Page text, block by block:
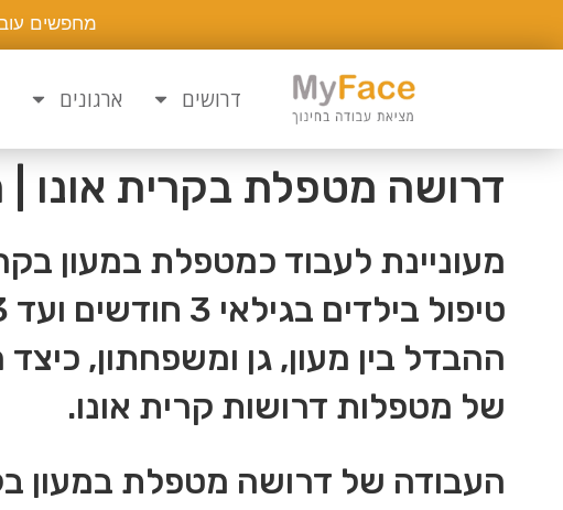
מחפשים
דרושים ארגונים
דרושה מטפלת בקרית אונו |
מעוניינת לעבוד כמטפלת במעון
ההבדל בין מעון, גן ומשפחתון,
של מטפלות דרושות קרית אונו.
העבודה של דרושה מטפלת במעון